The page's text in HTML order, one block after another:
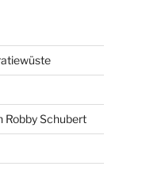
Robby Schubert